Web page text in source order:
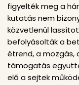
figyelték meg a
kutatás nem
közvetlenül
befolyásolták a
étrend, a mozgás,
támogatás
elő a sejtek